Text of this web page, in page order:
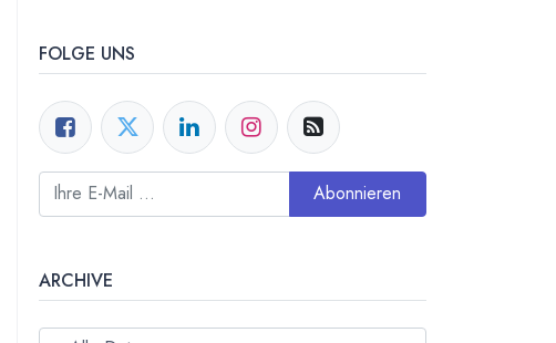
FOLGE UNS
Abonnieren
ARCHIVE